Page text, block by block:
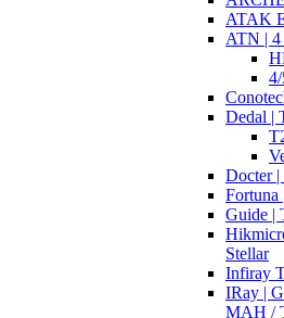
ATAK
ATN |
Dedal |
Docter |
Fortuna
Guide |
Stellar
Infiray
IRay |
MAH /